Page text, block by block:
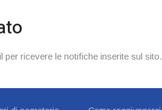
per ricevere le notifiche inserite sul sito.